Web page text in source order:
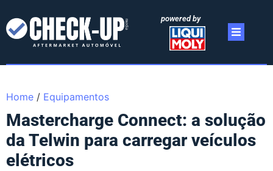
powered by
Home / Equipamentos
Mastercharge Connect: a solução
da Telwin para carregar veículos
elétricos